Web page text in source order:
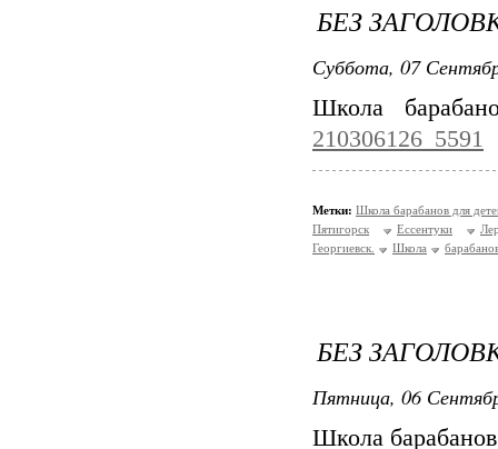
БЕЗ
Суббота, 07
Школа
210306126_5591
Метки: Школа барабанов для
Пятигорск
Ессентуки
Георгиевск.
Школа
БЕЗ
Пятница, 06
Школа